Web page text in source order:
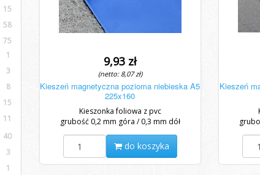
15
58
75
1
3
8
15
11
40
3
1
9,93 zł
(netto: 8,07 zł)
Kieszeń magnetyczna pozioma niebieska A5
225x160
Kieszonka foliowa z pvc
grubość 0,2 mm góra / 0,3 mm dół
do koszyka
Kieszeń